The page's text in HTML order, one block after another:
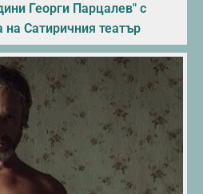
Георги Парцалев" с
Сатиричния театър